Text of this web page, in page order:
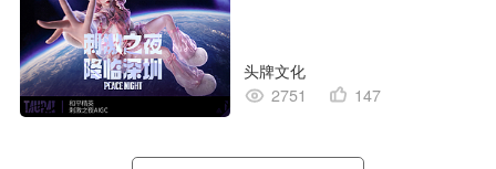
头牌文化
2751
147